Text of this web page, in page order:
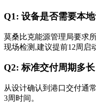
Q1: 设备是否需要本地
莫桑比克能源管理局要求
现场检测,建议提前12周启
Q2: 标准交付周期多长
从设计确认到港口交付通
3周时间。